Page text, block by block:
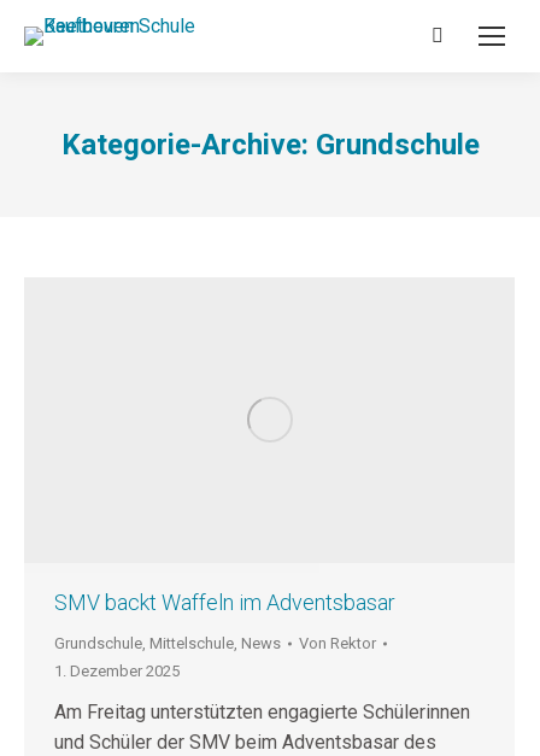
Search:
Kategorie-Archive: Grundschule
SMV backt Waffeln im Adventsbasar
Grundschule, Mittelschule, News Von Rektor
1. Dezember 2025
Am Freitag unterstützten engagierte Schülerinnen
und Schüler der SMV beim Adventsbasar des